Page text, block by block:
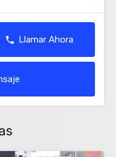
Llamar Ahora